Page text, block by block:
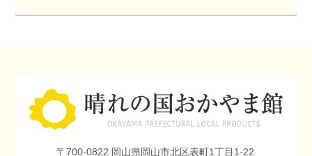
〒700-0822 岡山県岡山市北区表町1丁目1-22